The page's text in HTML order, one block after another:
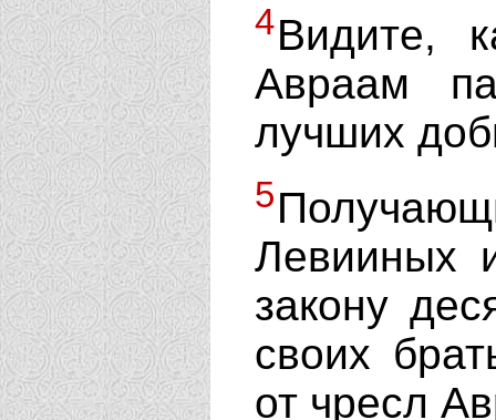
4Видите,
Авраам
лучших
5
Левииных
закону
своих
от чресл